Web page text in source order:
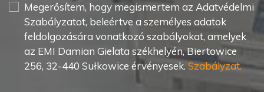
Megerősítem, hogy megismertem az Adatvédelmi
Szabályzatot, beleértve a személyes adatok
feldolgozására vonatkozó szabályokat, amelyek
az EMI Damian Gielata székhelyén, Biertowice
256, 32-440 Sułkowice érvényesek. Szabályzat.